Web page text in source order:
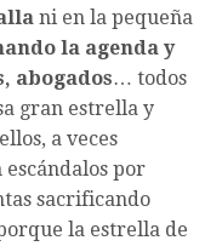
ni en la pequeña
la agenda y
abogados… todos
gran estrella y
a veces
por
sacrificando
la estrella de